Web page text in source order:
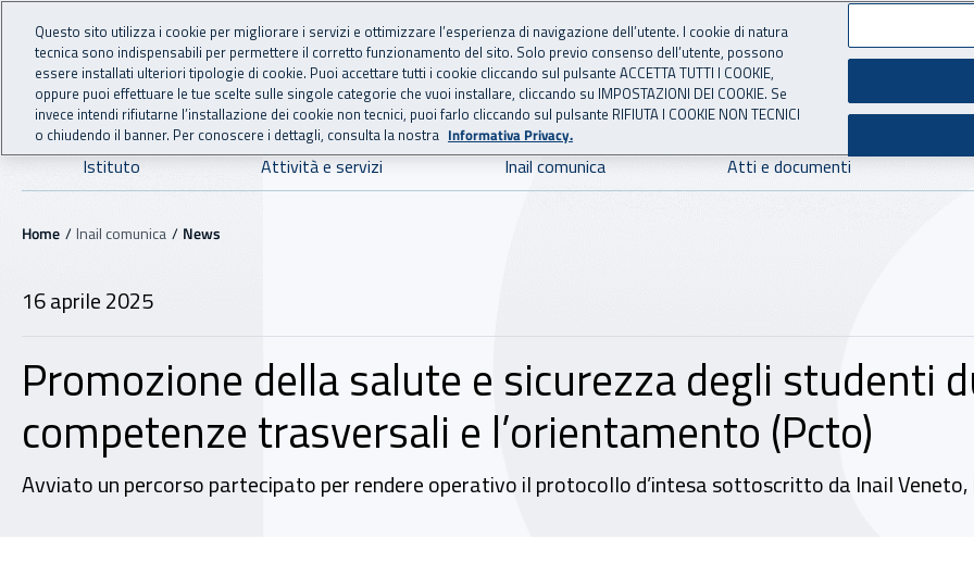
Vai al menu principale
Vai al contenuto principale
INAIL - Istituto Nazionale per l'Assicurazione
Navigazione principale
Istituto Attività e servizi Inail comunica Atti e documenti
Navigazione - Ti trovi in:
Home Inail comunica News
16 aprile 2025
Promozione della salute e sicurezza degli studenti
competenze trasversali e l’orientamento (Pcto)
Avviato un percorso partecipato per rendere operativo il protocollo d’intesa sottoscritto da Inail
Questo sito utilizza i cookie per migliorare i servizi e ottimizzare l’esperienza di navigazione dell’utente. I cookie di natura
tecnica sono indispensabili per permettere il corretto funzionamento del sito. Solo previo consenso dell’utente, possono
essere installati ulteriori tipologie di cookie. Puoi accettare tutti i cookie cliccando sul pulsante ACCETTA TUTTI I COOKIE,
oppure puoi effettuare le tue scelte sulle singole categorie che vuoi installare, cliccando su IMPOSTAZIONI DEI COOKIE. Se
invece intendi rifiutarne l’installazione dei cookie non tecnici, puoi farlo cliccando sul pulsante RIFIUTA I COOKIE NON TECNICI
o chiudendo il banner. Per conoscere i dettagli, consulta la nostra Informativa Privacy.